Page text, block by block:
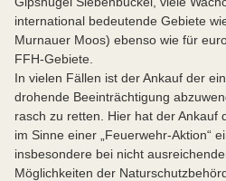
international bedeutende Gebiete
Murnauer Moos) ebenso wie für
FFH-Gebiete.
In vielen Fällen ist der Ankauf der
drohende Beeinträchtigung
rasch zu retten. Hier hat der Ankauf
im Sinne einer „Feuerwehr-Aktion“
insbesondere bei nicht
Möglichkeiten der